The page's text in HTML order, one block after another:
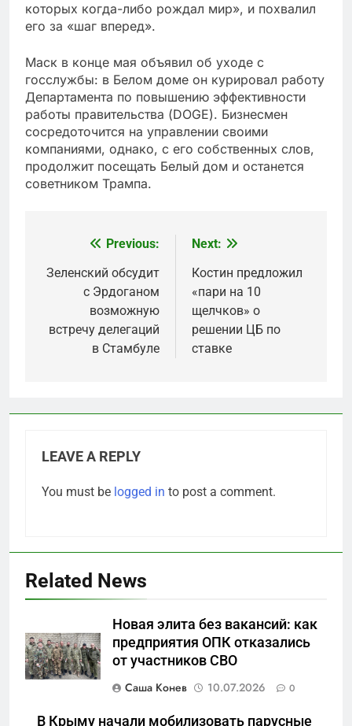
которых когда-либо рождал мир», и похвалил
его за «шаг вперед».
Маск в конце мая объявил об уходе с
госслужбы: в Белом доме он курировал работу
Департамента по повышению эффективности
работы правительства (DOGE). Бизнесмен
сосредоточится на управлении своими
компаниями, однако, с его собственных слов,
продолжит посещать Белый дом и останется
советником Трампа.
navigation
Previous:
Зеленский обсудит
с Эрдоганом
возможную
встречу делегаций
в Стамбуле
Next:
Костин предложил
«пари на 10
щелчков» о
решении ЦБ по
ставке
LEAVE A REPLY
You must be logged in to post a comment.
Related News
Новая элита без вакансий: как
предприятия ОПК отказались
от участников СВО
Саша Конев
10.07.2026 0
В Крыму начали мобилизовать парусные
Перезагрузка в Удмуртии:
Отставка Бречалова как
результат управленческих
провалов и уязвимости
САНКТ-ПЕТЕРБУРГ И ОБЛАСТЬ